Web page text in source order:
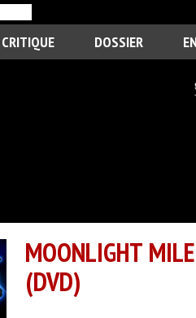
CRITIQUE DOSSIER
MOONLIGHT
(DVD)